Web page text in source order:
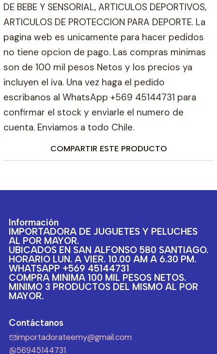
DE BEBE Y SENSORIAL, ARTICULOS DEPORTIVOS,
ARTICULOS DE PROTECCION PARA DEPORTE. La
pagina web es unicamente para hacer pedidos
no tiene opcion de pago. Las compras minimas
son de 100 mil pesos Netos y los precios ya
incluyen el iva. Una vez haga el pedido
escribanos al WhatsApp +569 45144731 para
confirmar el stock y enviarle el numero de
cuenta. Enviamos a todo Chile.
COMPARTIR ESTE PRODUCTO
Información
IMPORTADORA DE JUGUETES Y PELUCHES
AL POR MAYOR.
UBICADOS EN SAN ALFONSO 580 SANTIAGO.
HORARIO LUN. A VIER. 10.00 AM A 6.30 PM.
WHATSAPP +569 45144731
COMPRA MINIMA 100 MIL PESOS NETOS.
MINIMO 3 PRODUCTOS DEL MISMO AL POR
MAYOR.
Contáctanos
importadorateemy@gmail.com
56945144731